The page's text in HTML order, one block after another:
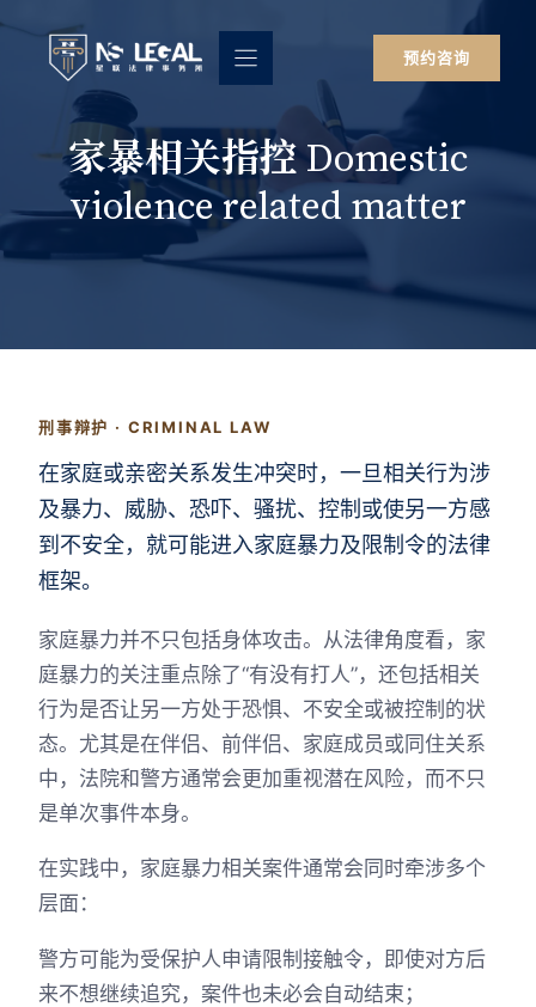
预约咨询
家暴相关指控 Domestic
violence related matter
刑事辩护 · CRIMINAL LAW
在家庭或亲密关系发生冲突时，一旦相关行为涉
及暴力、威胁、恐吓、骚扰、控制或使另一方感
到不安全，就可能进入家庭暴力及限制令的法律
框架。
家庭暴力并不只包括身体攻击。从法律角度看，家
庭暴力的关注重点除了“有没有打人”，还包括相关
行为是否让另一方处于恐惧、不安全或被控制的状
态。尤其是在伴侣、前伴侣、家庭成员或同住关系
中，法院和警方通常会更加重视潜在风险，而不只
是单次事件本身。
在实践中，家庭暴力相关案件通常会同时牵涉多个
层面：
警方可能为受保护人申请限制接触令，即使对方后
来不想继续追究，案件也未必会自动结束；